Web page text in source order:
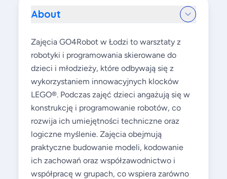
About
Zajęcia GO4Robot w Łodzi to warsztaty z
robotyki i programowania skierowane do
dzieci i młodzieży, które odbywają się z
wykorzystaniem innowacyjnych klocków
LEGO®. Podczas zajęć dzieci angażują się w
konstrukcję i programowanie robotów, co
rozwija ich umiejętności techniczne oraz
logiczne myślenie. Zajęcia obejmują
praktyczne budowanie modeli, kodowanie
ich zachowań oraz współzawodnictwo i
współpracę w grupach, co wspiera zarówno